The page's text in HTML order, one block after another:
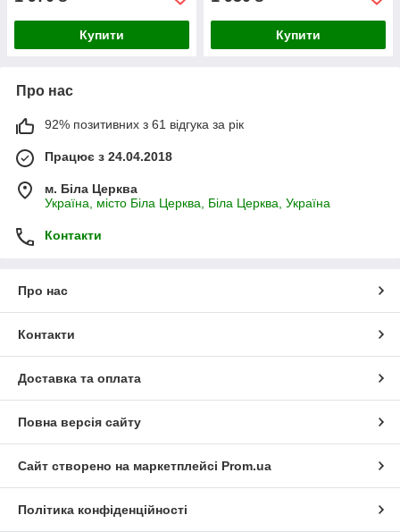
Купити Купити
Про нас
92% позитивних з 61 відгука за рік
Працює з 24.04.2018
м. Біла Церква
Україна, місто Біла Церква, Біла Церква, Україна
Контакти
Про нас
Контакти
Доставка та оплата
Повна версія сайту
Сайт створено на маркетплейсі Prom.ua
Політика конфіденційності